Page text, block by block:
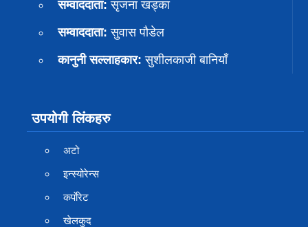
सम्वाददाता: सृजना खड्का
सम्वाददाता: सुवास पाैडेल
कानुनी सल्लाहकार: सुशीलकाजी बानियाँ
उपयोगी लिंकहरु
अटो
इन्स्योरेन्स
कर्पाेरेट
खेलकुद